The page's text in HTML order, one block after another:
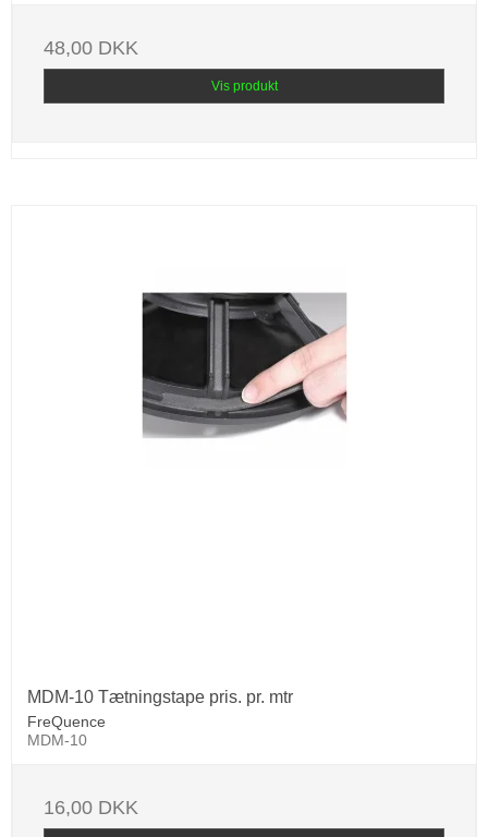
48,00 DKK
Vis produkt
MDM-10 Tætningstape pris. pr. mtr
FreQuence
MDM-10
16,00 DKK